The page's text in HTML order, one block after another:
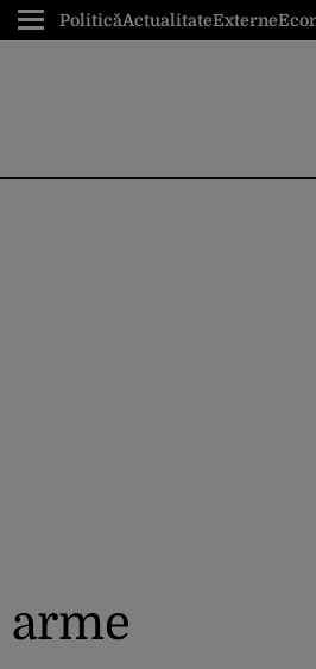
PoliticăActualitateExterne
arme